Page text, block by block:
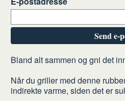
Send e-
Slik
gjør
du
Bland alt sammen og gni det
Når du griller med denne
indirekte varme, siden det er